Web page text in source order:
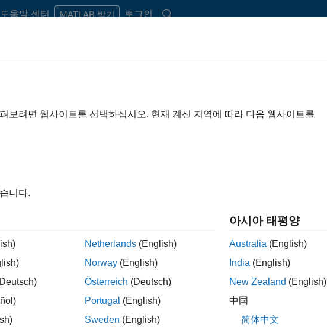
도움말 센터 MATLAB 받기 로그인
보려면 웹사이트를 선택하십시오. 현재 계신 지역에 따라 다음 웹사이트를
니다.
Netherlands (English)
Norway (English)
Österreich (Deutsch)
Portugal (English)
Sweden (English)
아시아 태평양
Australia (English)
India (English)
New Zealand (English)
中国
简体中文